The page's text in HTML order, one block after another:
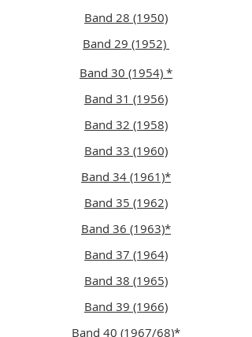
Band 28 (1950)
Band 29 (1952)
Band 30 (1954) *
Band 31 (1956)
Band 32 (1958)
Band 33 (1960)
Band 34 (1961)*
Band 35 (1962)
Band 36 (1963)*
Band 37 (1964)
Band 38 (1965)
Band 39 (1966)
Band 40 (1967/68)*